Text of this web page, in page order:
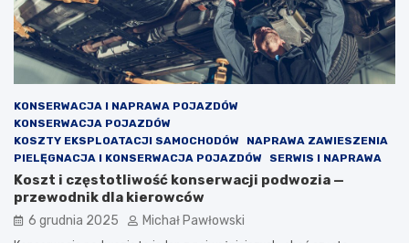
KONSERWACJA I NAPRAWA POJAZDÓW
KONSERWACJA POJAZDÓW
KOSZTY EKSPLOATACJI SAMOCHODÓW
NAPRAWA ZAWIESZENIA
PIELĘGNACJA I KONSERWACJA POJAZDÓW
SERWIS I NAPRAWA
Koszt i częstotliwość konserwacji podwozia —
przewodnik dla kierowców
6 grudnia 2025 Michał Pawłowski